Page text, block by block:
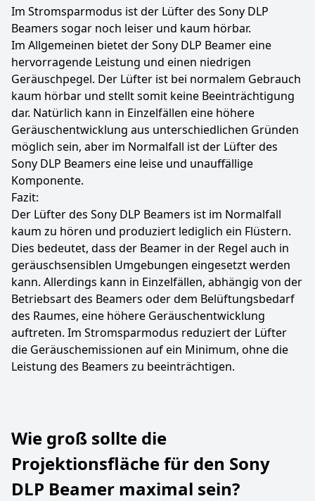
Im Stromsparmodus ist der Lüfter des Sony DLP
Beamers sogar noch leiser und kaum hörbar.
Im Allgemeinen bietet der Sony DLP Beamer eine
hervorragende Leistung und einen niedrigen
Geräuschpegel. Der Lüfter ist bei normalem Gebrauch
kaum hörbar und stellt somit keine Beeinträchtigung
dar. Natürlich kann in Einzelfällen eine höhere
Geräuschentwicklung aus unterschiedlichen Gründen
möglich sein, aber im Normalfall ist der Lüfter des
Sony DLP Beamers eine leise und unauffällige
Komponente.
Fazit:
Der Lüfter des Sony DLP Beamers ist im Normalfall
kaum zu hören und produziert lediglich ein Flüstern.
Dies bedeutet, dass der Beamer in der Regel auch in
geräuschsensiblen Umgebungen eingesetzt werden
kann. Allerdings kann in Einzelfällen, abhängig von der
Betriebsart des Beamers oder dem Belüftungsbedarf
des Raumes, eine höhere Geräuschentwicklung
auftreten. Im Stromsparmodus reduziert der Lüfter
die Geräuschemissionen auf ein Minimum, ohne die
Leistung des Beamers zu beeinträchtigen.
Wie groß sollte die
Projektionsfläche für den Sony
DLP Beamer maximal sein?